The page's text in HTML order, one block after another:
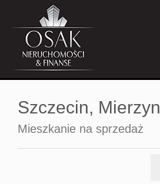
Szczecin, Mierzyn
Mieszkanie na sprzedaż